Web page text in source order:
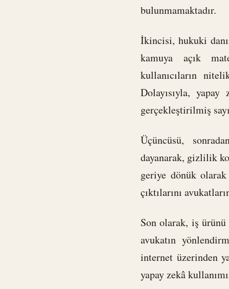
bulunmamaktadır.
İkincisi, hukuki
kamuya açık
kullanıcıların
Dolayısıyla,
gerçekleştirilmiş
Üçüncüsü,
dayanarak, gizlilik
geriye dönük olarak
çıktılarını
Son olarak, iş
avukatın
internet üzerinden
yapay zekâ